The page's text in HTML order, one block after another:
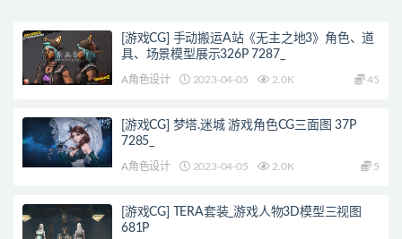
[游戏CG] 手动搬运A站《无主之地3》角色、道
具、场景模型展示326P 7287_
A角色设计 2023-04-05 2.0K 45
[游戏CG] 梦塔.迷城 游戏角色CG三面图 37P
7285_
A角色设计 2023-04-05 2.0K 5
[游戏CG] TERA套装_游戏人物3D模型三视图
681P